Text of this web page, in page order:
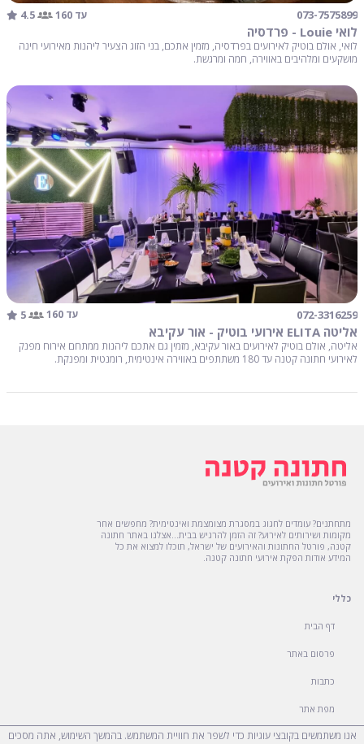
073-7575899 עד 160 4.5
לואי Louie - פרדסיה
לואי, אולם בוטיק לאירועים בפרדסיה, מזמין אתכם, בני הזוג הצעיר ליהנות מאירועי חינה
מושקעים ומלהיבים באווירה, חמה ומרגשת.
072-3316259 עד 160 5
אליטה ELITA אירועי בוטיק - אור עקיבא
אליטה, אולם בוטיק לאירועים באור עקיבא, מזמין גם אתכם ליהנות ממתחם אירוח מפנק
לאירועי חתונה קטנה עד 180 משתתפים באווירה אינטימית, רומנטית ומפנקת.
מתחתנים? עומדים לחגוג במסגרת מצומצמת ואינטימית? מחפשים אחר
מקומות ושירותים לאירוע? זה הזמן להרגיש בבית...אצלנו באתר חתונה
קטנה, פורטל החתונות והאירועים של ישראל, תוכלו למצוא את כל
המידע אודות הפקת אירועי חתונה קטנה.
כללי
דף הבית
פרסום באתר
כתבות
מפת אתר
הצהרת נגישות
אנו משתמשים בקובצי עוגיות כדי לשפר את חוויית המשתמש. בהמשך השימוש, אתה מסכים